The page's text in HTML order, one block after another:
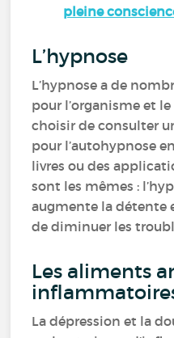
pleine
L’hypnose
L’hypnose a de
pour l’organisme et
choisir de consulter
pour l’autohypnose
livres ou des
sont les mêmes :
augmente la détente
de diminuer les
Les aliments
La dépression et la